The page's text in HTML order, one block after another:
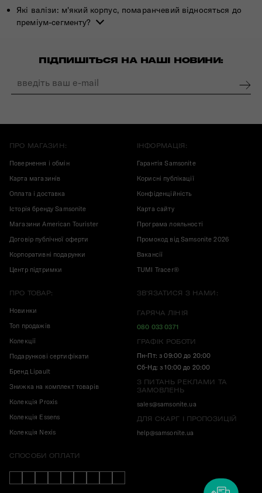
Які валізи: м'який корпус, помаранчевий відносяться до
преміум-сегменту?
ПІДПИШІТЬСЯ НА НАШІ НОВИНИ:
ПРО МАГАЗИН:
Повернення і обмін
Карта магазинів
Оплата і доставка
Історія бренду Samsonite
Магазини American Tourister
Договір публічної оферти
Корпоративні подарунки
Центр підтримки
ІНФОРМАЦІЯ:
Гарантія Samsonite
Корисні публікації
Конфіденційність
Карта сайту
Програма лояльності
Промокод від Samsonite 2026
Вакансії
TUMI Tracer®
ПРО ТОВАР:
Новинки
Топ продажів
Колекції
Подарункові сертифікати
Бренд Lipault
Знижка на комплект товарів
Колекція Proxis
Колекція Essens
Колекція Nexis
ЗВ'ЯЗАТИСЯ З НАМИ:
ГАРЯЧА ЛІНІЯ
080 033 0371
ГРАФІК РОБОТИ
Пн-Пт: з 09:00 до 20:00
Сб-Нд: з 10:00 до 20:00
З ПИТАНЬ РЕКЛАМИ ТА
ЗАМОВЛЕНЬ
sales@samsonite.ua
ДЛЯ СКАРГ І ПРОПОЗИЦІЙ
help@samsonite.ua
СПОСОБИ ОПЛАТИ